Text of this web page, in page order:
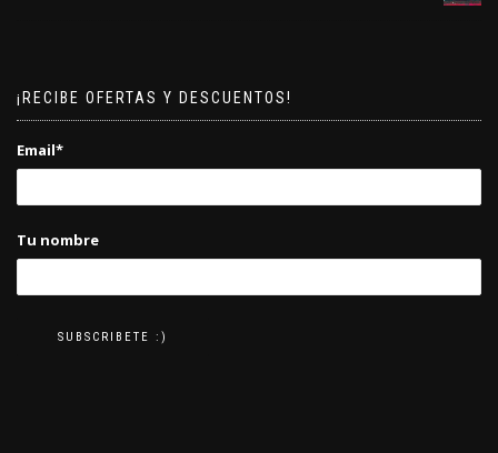
¡RECIBE OFERTAS Y DESCUENTOS!
Email*
Tu nombre